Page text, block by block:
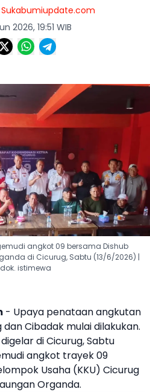
Sukabumiupdate.com
2026, 19:51 WIB
angkot 09 bersama Dishub
di Cicurug, Sabtu (13/6/2026) |
istimewa
- Upaya penataan angkutan
Cibadak mulai dilakukan.
di Cicurug, Sabtu
angkot trayek 09
Usaha (KKU) Cicurug
Organda.